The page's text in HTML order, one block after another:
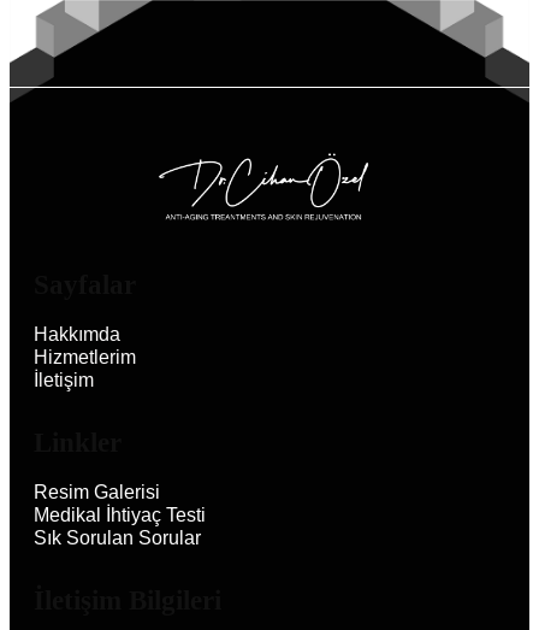
Hakkımda
Hizmetlerim
İletişim
Resim Galerisi
Medikal İhtiyaç Testi
Sık Sorulan Sorular